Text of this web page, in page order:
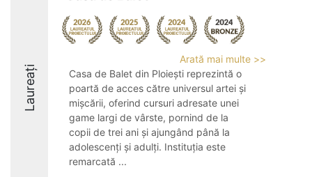
Laureați
Arată mai multe >>
Casa de Balet din Ploiești reprezintă o
poartă de acces către universul artei și
mișcării, oferind cursuri adresate unei
game largi de vârste, pornind de la
copii de trei ani și ajungând până la
adolescenți și adulți. Instituția este
remarcată ...